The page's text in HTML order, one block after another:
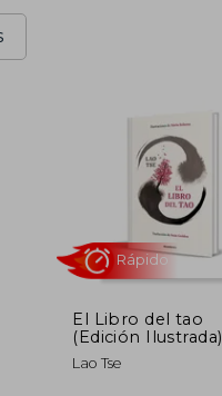
El Libro del tao
(Edición Ilustrada)
Lao Tse